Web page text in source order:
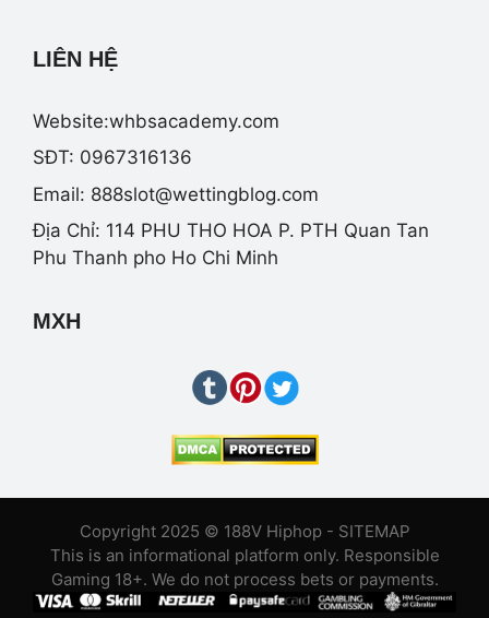
LIÊN HỆ
Website:whbsacademy.com
SĐT: 0967316136
Email: 888slot@wettingblog.com
Địa Chỉ: 114 PHU THO HOA P. PTH Quan Tan
Phu Thanh pho Ho Chi Minh
MXH
Copyright 2025 © 188V Hiphop - SITEMAP
This is an informational platform only. Responsible
Gaming 18+. We do not process bets or payments.